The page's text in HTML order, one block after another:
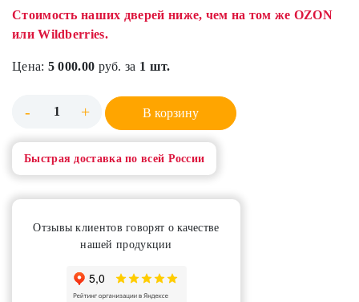
Стоимость наших дверей ниже, чем на том же OZON
или Wildberries.
Цена: 5 000.00 руб. за 1 шт.
- + В корзину
Быстрая доставка по всей России
Отзывы клиентов говорят о качестве
нашей продукции